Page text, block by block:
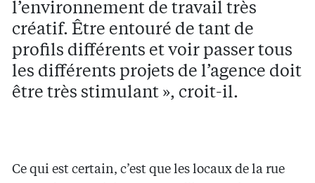
l’environnement de travail très
créatif. Être entouré de tant de
profils différents et voir passer tous
les différents projets de l’agence doit
être très stimulant », croit-il.
Ce qui est certain, c’est que les locaux de la rue